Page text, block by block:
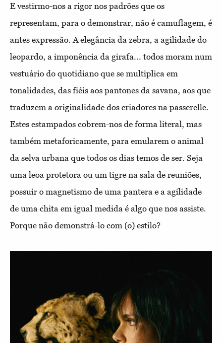
E vestirmo-nos a rigor nos padrões que os
representam, para o demonstrar, não é camuflagem, é
antes expressão. A elegância da zebra, a agilidade do
leopardo, a imponência da girafa... todos moram num
vestuário do quotidiano que se multiplica em
tonalidades, das fiéis aos pantones da savana, aos que
traduzem a originalidade dos criadores na passerelle.
Estes estampados cobrem-nos de forma literal, mas
também metaforicamente, para emularem o animal
da selva urbana que todos os dias temos de ser. Seja
uma leoa protetora ou um tigre na sala de reuniões,
possuir o magnetismo de uma pantera e a agilidade
de uma chita em igual medida é algo que nos assiste.
Porque não demonstrá-lo com (o) estilo?